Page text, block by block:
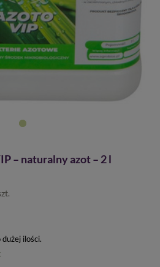
– naturalny azot – 2 l
ilości